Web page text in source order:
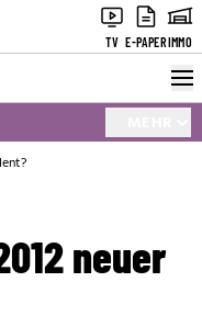
TV E-PAPERIMMO
neuer